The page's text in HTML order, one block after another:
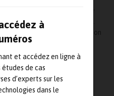
à
et accédez en ligne à
de cas
d’experts sur les
dans le
L’unité effectue
des niveaux de production.
précisément en fonction
notamment : Courant –
/ Voltage et Vitesse.